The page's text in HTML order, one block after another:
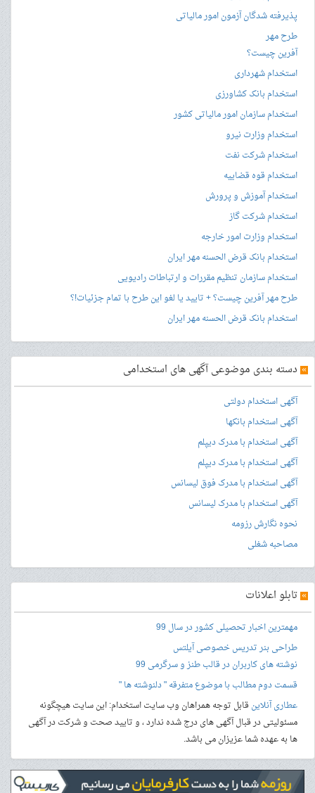
پذیرفته شدگان آزمون امور مالیاتی
طرح مهر
آفرین چیست؟
استخدام شهرداری
استخدام بانک کشاورزی
استخدام سازمان امور مالیاتی کشور
استخدام وزارت نیرو
استخدام شرکت نفت
استخدام قوه قضاییه
استخدام آموزش و پرورش
استخدام شرکت گاز
استخدام وزارت امور خارجه
استخدام بانک قرض الحسنه مهر ایران
استخدام سازمان تنظیم مقررات و ارتباطات رادیویی
طرح مهر آفرین چیست؟ + تایید یا لغو این طرح با تمام جزئیات!؟
استخدام بانک قرض الحسنه مهر ایران
» دسته بندی موضوعی آگهی های استخدامی
آگهی استخدام دولتی
آگهی استخدام بانکها
آگهی استخدام با مدرک دیپلم
آگهی استخدام با مدرک دیپلم
آگهی استخدام با مدرک فوق لیسانس
آگهی استخدام با مدرک لیسانس
نحوه نگارش رزومه
مصاحبه شغلی
» تابلو اعلانات
مهمترین اخبار تحصیلی کشور در سال 99
طراحی بنرتدریس خصوصی آیلتس
نوشته های کاربران در قالب طنز و سرگرمی 99
قسمت دوم مطالب با موضوع متفرقه " دلنوشته ها "
عطاری آنلاینقابل توجه همراهان وب سایت استخدام: این سایت هیچگونه
مسئولیتی در قبال آگهی های درج شده ندارد ، و تایید صحت و شرکت در آگهی
ها به عهده شما عزیزان می باشد.